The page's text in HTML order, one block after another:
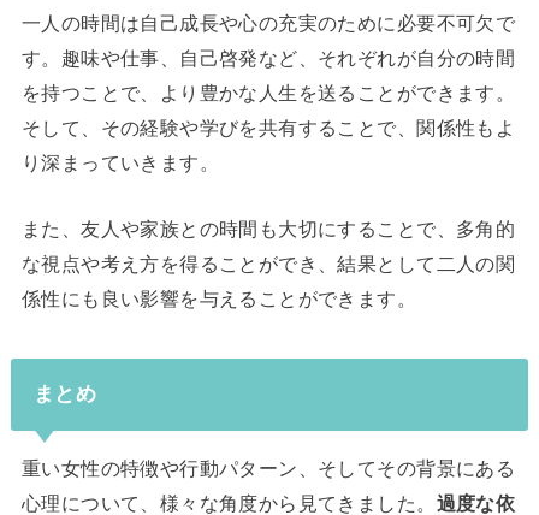
一人の時間は自己成長や心の充実のために必要不可欠で
す。趣味や仕事、自己啓発など、それぞれが自分の時間
を持つことで、より豊かな人生を送ることができます。
そして、その経験や学びを共有することで、関係性もよ
り深まっていきます。
また、友人や家族との時間も大切にすることで、多角的
な視点や考え方を得ることができ、結果として二人の関
係性にも良い影響を与えることができます。
まとめ
重い女性の特徴や行動パターン、そしてその背景にある
心理について、様々な角度から見てきました。 過度な依